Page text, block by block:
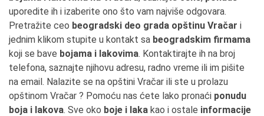
uporedite ih i izaberite ono što vam najviše odgovara.
Pretražite ceo beogradski deo grada opštinu Vračar i
jednim klikom stupite u kontakt sa beogradskim firmama
koji se bave bojama i lakovima. Kontaktirajte ih na broj
telefona, saznajte njihovu adresu, radno vreme ili im pišite
na email. Nalazite se na opštini Vračar ili ste u prolazu
opštinom Vračar ? Pomoću nas ćete lako pronaći ponudu
boja i lakova. Sve oko boje i laka kao i ostale informacije